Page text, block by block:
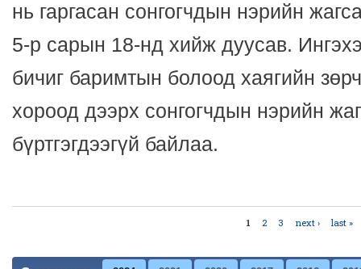
нь гаргасан сонгогчдын нэрийн
5-р сарын 18-нд хийж дуусав.
бичиг баримтын болоод хаягийн
хороод дээрх сонгогчдын нэрийн
бүртгэгдээгүй байлаа.
1 2 3 next › last »